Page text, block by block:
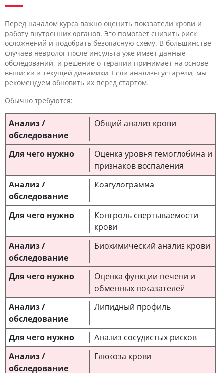
Перед началом курса важно оценить показатели крови и
работу внутренних органов. Это помогает снизить риск
осложнений и подобрать безопасную схему. В большинстве
случаев невролог после инсульта уже имеет данные
обследований, и решение о терапии принимает на основе
выписки и текущей динамики. Если анализы устарели, мы
рекомендуем обновить их перед стартом.
Обычно требуются:
Общий анализ крови
Оценка уровня гемоглобина и
признаков воспаления
Коагулограмма
Контроль свертываемости
крови
Биохимический анализ крови
Оценка функции печени и
обменных показателей
Липидный профиль
Анализ сосудистых рисков
Глюкоза крови